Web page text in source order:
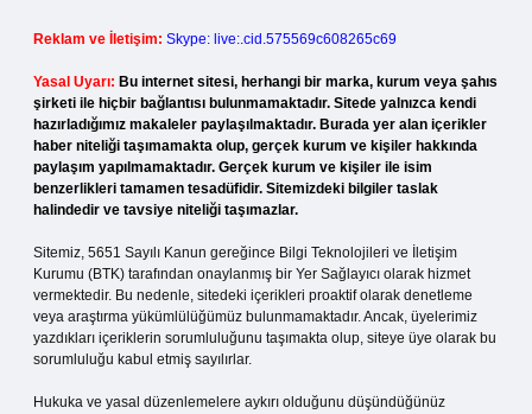
Reklam ve İletişim: Skype: live:.cid.575569c608265c69
Yasal Uyarı: Bu internet sitesi, herhangi bir marka, kurum veya şahıs
şirketi ile hiçbir bağlantısı bulunmamaktadır. Sitede yalnızca kendi
hazırladığımız makaleler paylaşılmaktadır. Burada yer alan içerikler
haber niteliği taşımamakta olup, gerçek kurum ve kişiler hakkında
paylaşım yapılmamaktadır. Gerçek kurum ve kişiler ile isim
benzerlikleri tamamen tesadüfidir. Sitemizdeki bilgiler taslak
halindedir ve tavsiye niteliği taşımazlar.
Sitemiz, 5651 Sayılı Kanun gereğince Bilgi Teknolojileri ve İletişim
Kurumu (BTK) tarafından onaylanmış bir Yer Sağlayıcı olarak hizmet
vermektedir. Bu nedenle, sitedeki içerikleri proaktif olarak denetleme
veya araştırma yükümlülüğümüz bulunmamaktadır. Ancak, üyelerimiz
yazdıkları içeriklerin sorumluluğunu taşımakta olup, siteye üye olarak bu
sorumluluğu kabul etmiş sayılırlar.
Hukuka ve yasal düzenlemelere aykırı olduğunu düşündüğünüz